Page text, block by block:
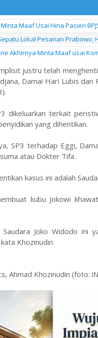
Maaf Usai Hina Pasien
Lokal Pesanan Prabowo,
Akhirnya Minta Maaf usai
justru telah
Damai Hari Lubis
dikeluarkan terkait
yang dihentikan.
SP3 terhadap Eggi,
atau Dokter Tifa.
kasus ini adalah
kubu Jokowi
Saudara Joko Widodo ini
Khozinudin.
Ahmad Khozinudin (foto: